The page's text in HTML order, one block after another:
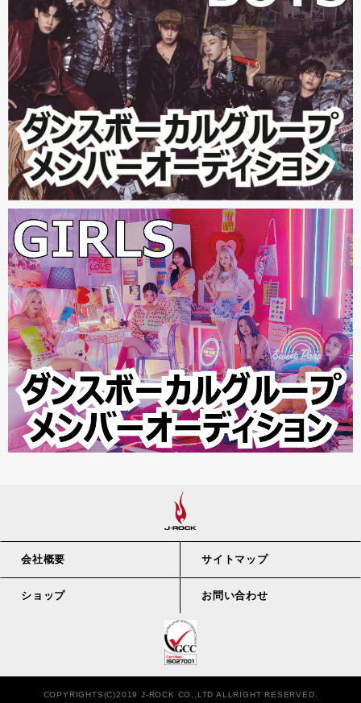
会社概要 サイトマップ
ショップ お問い合わせ
COPYRIGHTS(C)2019 J-ROCK CO.,LTD ALLRIGHT RESERVED.